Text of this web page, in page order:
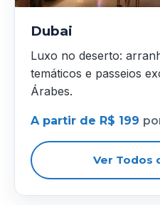
Dubai
Luxo no deserto:
temáticos e passeios
Árabes.
A partir de R$ 199
Ver Todos